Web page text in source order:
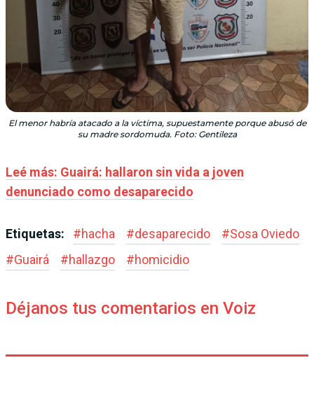
El menor habría atacado a la víctima, supuestamente porque abusó de
su madre sordomuda. Foto: Gentileza
Leé más: Guairá: hallaron sin vida a joven
denunciado como desaparecido
Etiquetas: #hacha #desaparecido #Sosa Oviedo
#Guairá #hallazgo #homicidio
Déjanos tus comentarios en Voiz